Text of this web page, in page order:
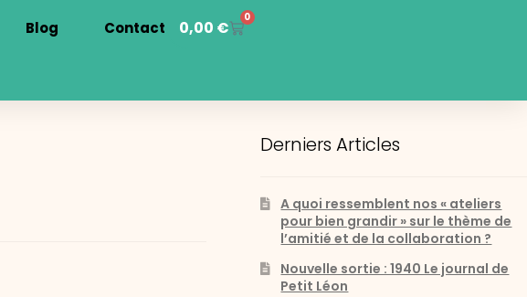
Blog Contact 0,00 €
0
Derniers Articles
A quoi ressemblent nos « ateliers
pour bien grandir » sur le thème de
l’amitié et de la collaboration ?
Nouvelle sortie : 1940 Le journal de
Petit Léon